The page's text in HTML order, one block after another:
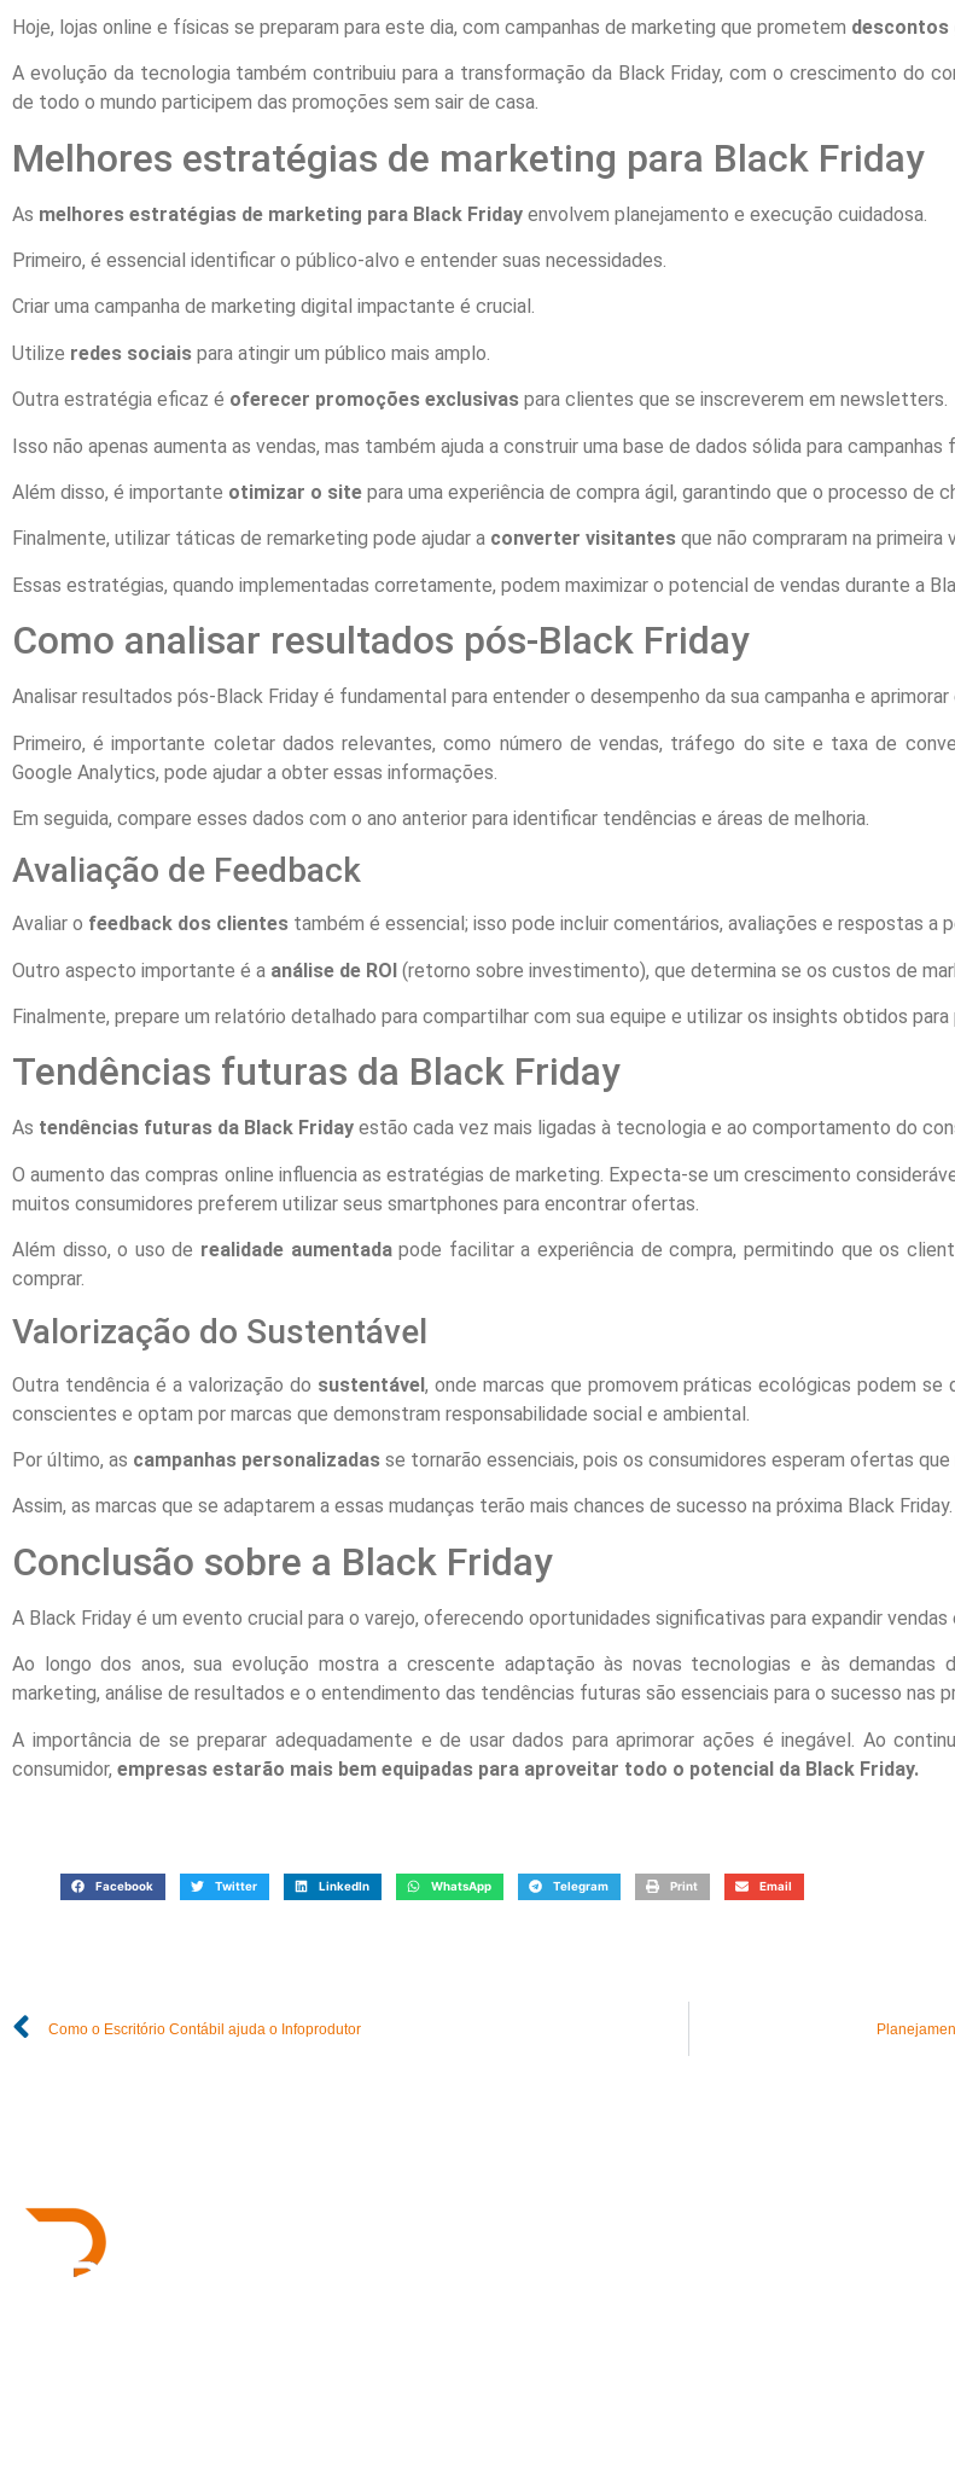
Hoje, lojas online e físicas se preparam para este dia, com campanhas de marketing que prometem descontos
A evolução da tecnologia também contribuiu para a transformação da Black Friday, com o crescimento do
de todo o mundo participem das promoções sem sair de casa.
Melhores estratégias de marketing para Black Friday
As melhores estratégias de marketing para Black Friday envolvem planejamento e execução cuidadosa.
Primeiro, é essencial identificar o público-alvo e entender suas necessidades.
Criar uma campanha de marketing digital impactante é crucial.
Utilize redes sociais para atingir um público mais amplo.
Outra estratégia eficaz é oferecer promoções exclusivas para clientes que se inscreverem em newsletters.
Isso não apenas aumenta as vendas, mas também ajuda a construir uma base de dados sólida para campanhas
Além disso, é importante otimizar o site para uma experiência de compra ágil, garantindo que o processo de
Finalmente, utilizar táticas de remarketing pode ajudar a converter visitantes que não compraram na primeira
Essas estratégias, quando implementadas corretamente, podem maximizar o potencial de vendas durante a
Como analisar resultados pós-Black Friday
Analisar resultados pós-Black Friday é fundamental para entender o desempenho da sua campanha e
Primeiro, é importante coletar dados relevantes, como número de vendas, tráfego do site e taxa de
Google Analytics, pode ajudar a obter essas informações.
Em seguida, compare esses dados com o ano anterior para identificar tendências e áreas de melhoria.
Avaliação de Feedback
Avaliar o feedback dos clientes também é essencial; isso pode incluir comentários, avaliações e respostas a
Outro aspecto importante é a análise de ROI (retorno sobre investimento), que determina se os custos de
Finalmente, prepare um relatório detalhado para compartilhar com sua equipe e utilizar os insights obtidos para
Tendências futuras da Black Friday
As tendências futuras da Black Friday estão cada vez mais ligadas à tecnologia e ao comportamento do
O aumento das compras online influencia as estratégias de marketing. Expecta-se um crescimento
muitos consumidores preferem utilizar seus smartphones para encontrar ofertas.
Além disso, o uso de realidade aumentadapode facilitar a experiência de compra, permitindo que os
comprar.
Valorização do Sustentável
Outra tendência é a valorização do sustentável, onde marcas que promovem práticas ecológicas podem
conscientes e optam por marcas que demonstram responsabilidade social e ambiental.
Por último, as campanhas personalizadas se tornarão essenciais, pois os consumidores esperam ofertas
Assim, as marcas que se adaptarem a essas mudanças terão mais chances de sucesso na próxima Black Friday.
Conclusão sobre a Black Friday
A Black Friday é um evento crucial para o varejo, oferecendo oportunidades significativas para expandir vendas
Ao longo dos anos, sua evolução mostra a crescente adaptação às novas tecnologias e às demandas
marketing, análise de resultados e o entendimento das tendências futuras são essenciais para o sucesso nas
A importância de se preparar adequadamente e de usar dados para aprimorar ações é inegável. Ao
consumidor, empresas estarão mais bem equipadas para aproveitar todo o potencial da Black Friday.
Facebook Twitter LinkedIn WhatsApp Telegram Print Email
Como o Escritório Contábil ajuda o Infoprodutor